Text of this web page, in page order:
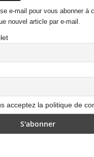
e-mail pour vous abonner à
nouvel article par e-mail.
acceptez la politique de